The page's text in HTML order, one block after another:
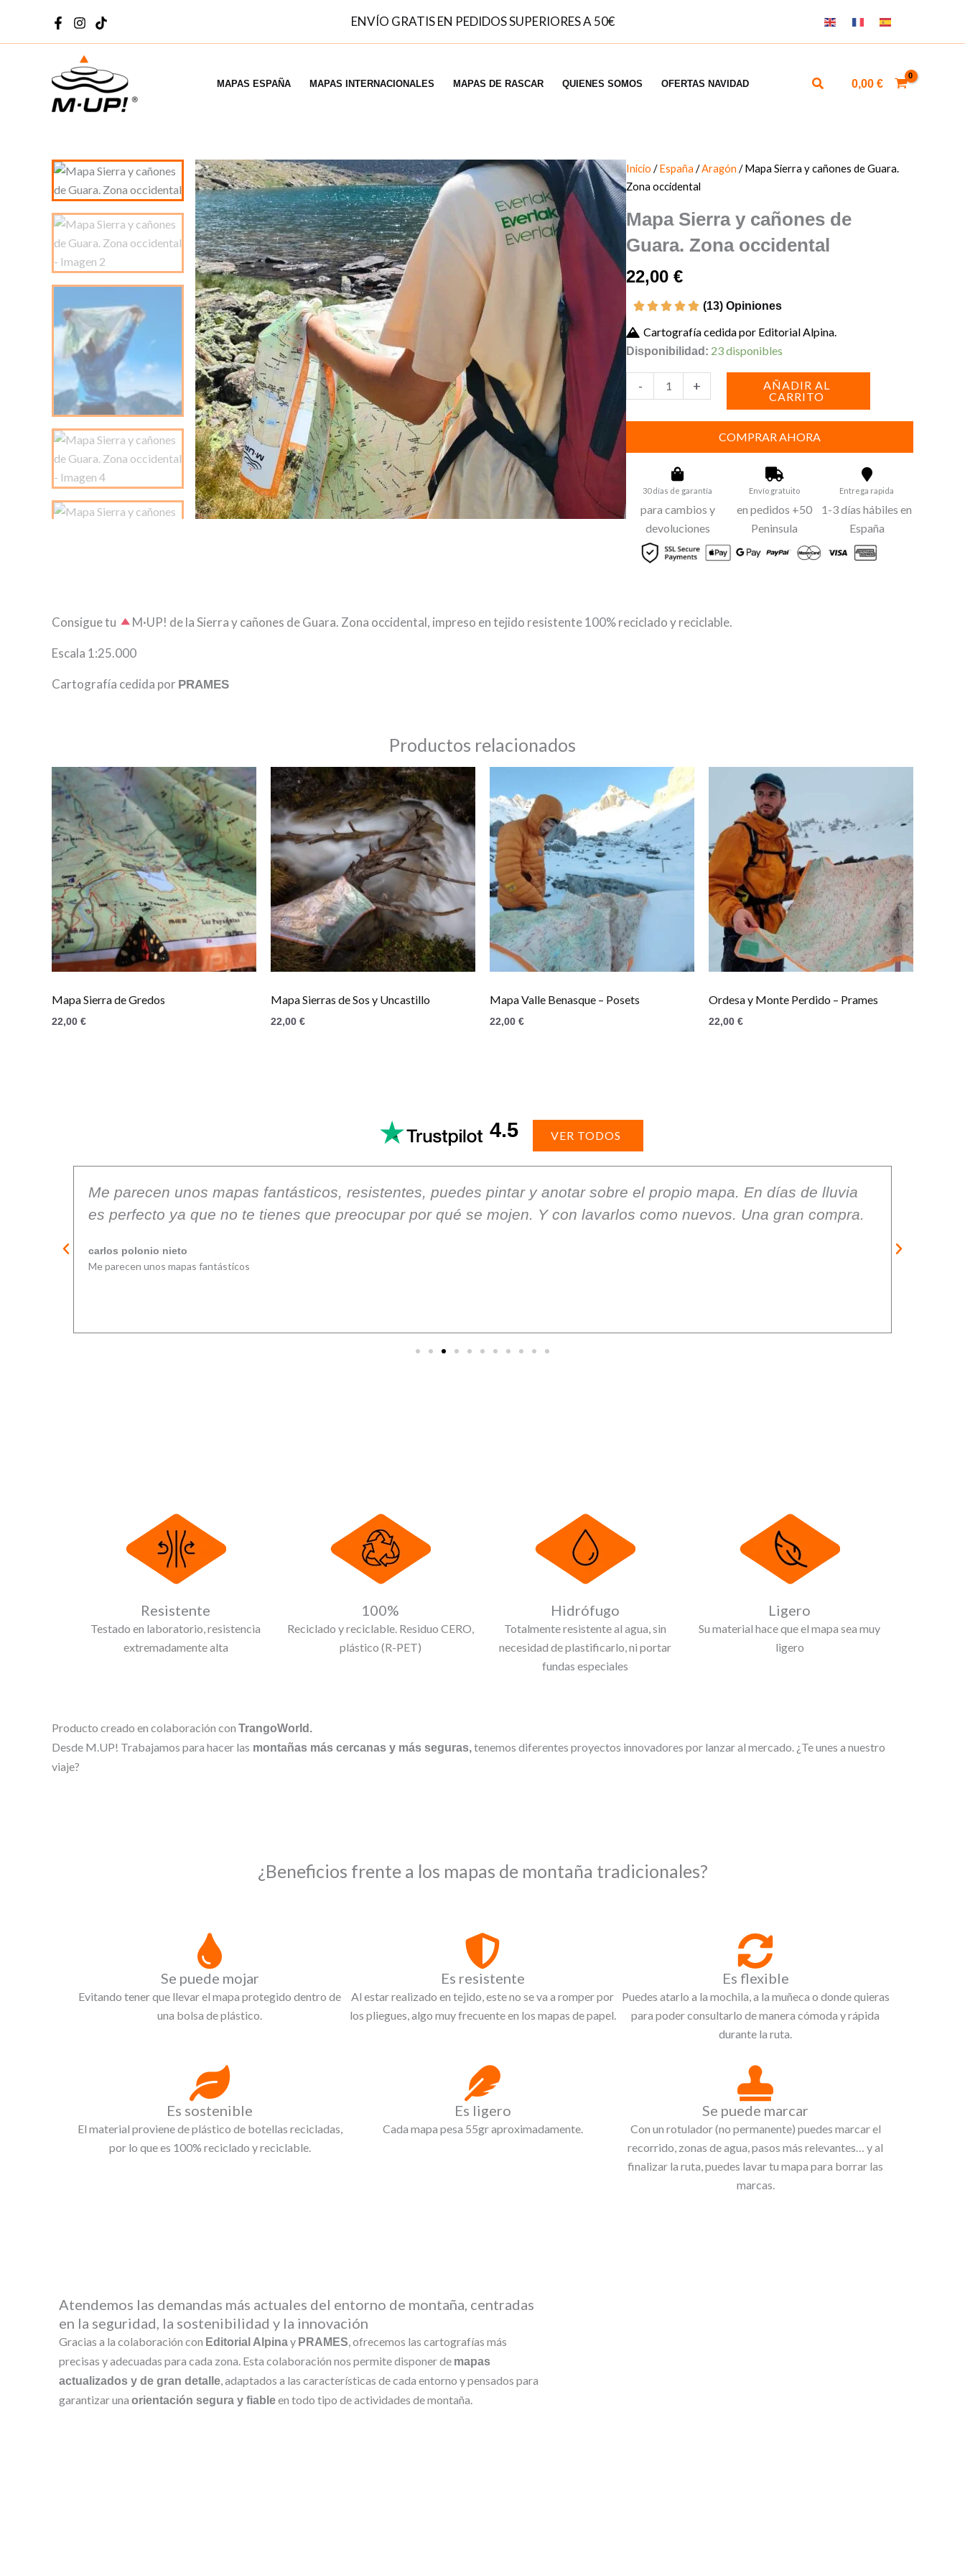
contenido
ENVÍO GRATIS EN PEDIDOS SUPERIORES A 50€
MAPAS ESPAÑA MAPAS INTERNACIONALES MAPAS DE RASCAR QUIENES SOMOS OFERTAS NAVIDAD Buscar 0,00 €
Inicio /España /Aragón / Mapa Sierra y cañones de Guara.
Zona occidental
Mapa Sierra y cañones de
Guara. Zona occidental
22,00 €
(13) Opiniones
Cartografía cedida por Editorial Alpina.
Disponibilidad: 23 disponibles
-
Mapa
de
occidental
+
AÑADIR AL
CARRITO
COMPRAR AHORA
30 días de garantía
para cambios y
devoluciones
Envío gratuito
en pedidos +50
Peninsula
Entrega rapida
1-3 días hábiles en
España
Consigue tu ​M·UP! de la Sierra y cañones de Guara. Zona occidental, impreso en tejido resistente 100% reciclado y reciclable.
Escala 1:25.000
Cartografía cedida por PRAMES
Productos relacionados
Mapa Sierra de Gredos
22,00 €
Mapa Sierras de Sos y Uncastillo
22,00 €
Mapa Valle Benasque – Posets
22,00 €
Ordesa y Monte Perdido – Prames
22,00 €
4.5 VER TODOS
Me parecen unos mapas fantásticos, resistentes, puedes pintar y anotar sobre el propio mapa. En días de lluvia
es perfecto ya que no te tienes que preocupar por qué se mojen. Y con lavarlos como nuevos. Una gran compra.
carlos polonio nieto
Me parecen unos mapas fantásticos
Resistente
Testado en laboratorio, resistencia
extremadamente alta
100%
Reciclado y reciclable. Residuo CERO,
plástico (R-PET)
Hidrófugo
Totalmente resistente al agua, sin
necesidad de plastificarlo, ni portar
fundas especiales
Ligero
Su material hace que el mapa sea muy
ligero
Producto creado en colaboración con TrangoWorld.
Desde M.UP! Trabajamos para hacer las montañas más cercanas y más seguras,tenemos diferentes proyectos innovadores por lanzar al mercado. ¿Te unes a nuestro
viaje?
¿Beneficios frente a los mapas de montaña tradicionales?
Se puede mojar
Evitando tener que llevar el mapa protegido dentro de
una bolsa de plástico.
Es resistente
Al estar realizado en tejido, este no se va a romper por
los pliegues, algo muy frecuente en los mapas de papel.
Es flexible
Puedes atarlo a la mochila, a la muñeca o donde quieras
para poder consultarlo de manera cómoda y rápida
durante la ruta.
Es sostenible
El material proviene de plástico de botellas recicladas,
por lo que es 100% reciclado y reciclable.
Es ligero
Cada mapa pesa 55gr aproximadamente.
Se puede marcar
Con un rotulador (no permanente) puedes marcar el
recorrido, zonas de agua, pasos más relevantes… y al
finalizar la ruta, puedes lavar tu mapa para borrar las
marcas.
Atendemos las demandas más actuales del entorno de montaña, centradas
en la seguridad, la sostenibilidad y la innovación
Gracias a la colaboración con Editorial Alpinay PRAMES , ofrecemos las cartografías más
precisas y adecuadas para cada zona. Esta colaboración nos permite disponer de mapas
actualizados y de gran detalle , adaptados a las características de cada entorno y pensados para
garantizar una orientación segura y fiableen todo tipo de actividades de montaña.